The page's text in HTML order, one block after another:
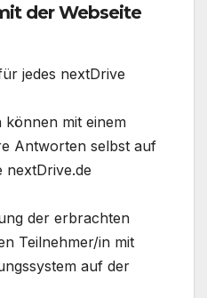
der Webseite
jedes nextDrive
können mit einem
Antworten selbst auf
nextDrive.de
der erbrachten
Teilnehmer/in mit
auf der